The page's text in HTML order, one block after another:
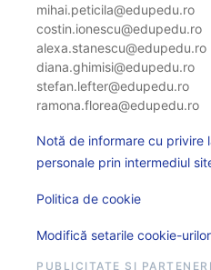
mihai.peticila@edupedu.ro
costin.ionescu@edupedu.ro
alexa.stanescu@edupedu.ro
diana.ghimisi@edupedu.ro
stefan.lefter@edupedu.ro
ramona.florea@edupedu.ro
Notă de informare cu privire
personale prin intermediul
Politica de cookie
Modifică setarile cookie-urilor
PUBLICITATE ȘI